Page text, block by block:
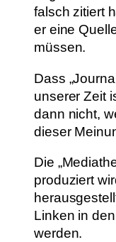
falsch zitiert
er eine
müssen.
Dass
unserer Zeit
dann nicht,
dieser
Die
produziert
Linken in
werden.